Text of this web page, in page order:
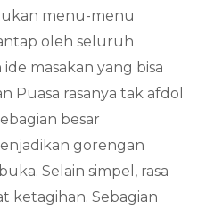
menu-menu
oleh seluruh
masakan yang bisa
Puasa rasanya tak afdol
besar
gorengan
Selain simpel, rasa
ketagihan. Sebagian